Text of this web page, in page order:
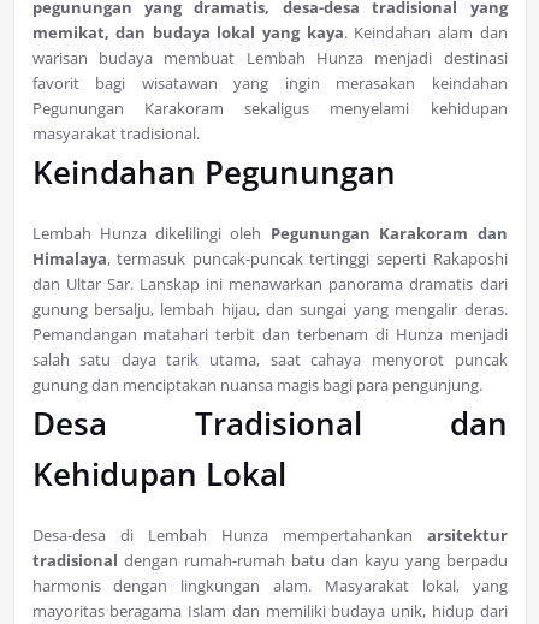
pegunungan yang dramatis, desa-desa tradisional yang
memikat, dan budaya lokal yang kaya. Keindahan alam dan
warisan budaya membuat Lembah Hunza menjadi destinasi
favorit bagi wisatawan yang ingin merasakan keindahan
Pegunungan Karakoram sekaligus menyelami kehidupan
masyarakat tradisional.
Keindahan Pegunungan
Lembah Hunza dikelilingi oleh Pegunungan Karakoram dan
Himalaya, termasuk puncak-puncak tertinggi seperti Rakaposhi
dan Ultar Sar. Lanskap ini menawarkan panorama dramatis dari
gunung bersalju, lembah hijau, dan sungai yang mengalir deras.
Pemandangan matahari terbit dan terbenam di Hunza menjadi
salah satu daya tarik utama, saat cahaya menyorot puncak
gunung dan menciptakan nuansa magis bagi para pengunjung.
Desa Tradisional dan
Kehidupan Lokal
Desa-desa di Lembah Hunza mempertahankan arsitektur
tradisional dengan rumah-rumah batu dan kayu yang berpadu
harmonis dengan lingkungan alam. Masyarakat lokal, yang
mayoritas beragama Islam dan memiliki budaya unik, hidup dari